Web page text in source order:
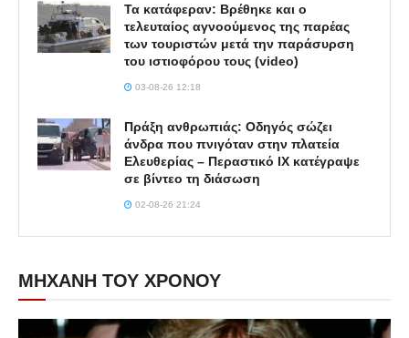
Τα κατάφεραν: Βρέθηκε και ο
τελευταίος αγνοούμενος της παρέας
των τουριστών μετά την παράσυρση
του ιστιοφόρου τους (video)
03-08-26 12:18
Πράξη ανθρωπιάς: Οδηγός σώζει
άνδρα που πνιγόταν στην πλατεία
Ελευθερίας – Περαστικό ΙΧ κατέγραψε
σε βίντεο τη διάσωση
02-08-26 21:24
ΜΗΧΑΝΗ ΤΟΥ ΧΡΟΝΟΥ